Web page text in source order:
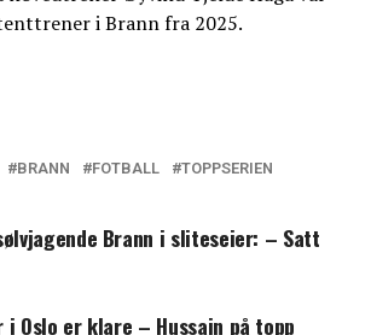
i Brann fra 2025.
BRANN FOTBALL TOPPSERIEN
Brann i sliteseier: – Satt
i Oslo er klare – Hussain på topp